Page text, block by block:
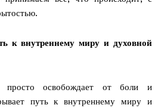
к внутреннему миру и духовной
освобождает от боли и
путь к внутреннему миру и